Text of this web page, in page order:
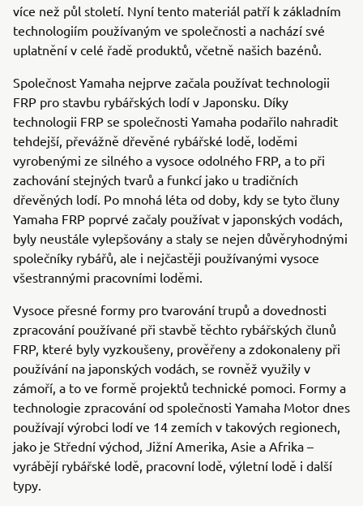
více než půl století. Nyní tento materiál patří k základním
technologiím používaným ve společnosti a nachází své
uplatnění v celé řadě produktů, včetně našich bazénů.
Společnost Yamaha nejprve začala používat technologii
FRP pro stavbu rybářských lodí v Japonsku. Díky
technologii FRP se společnosti Yamaha podařilo nahradit
tehdejší, převážně dřevěné rybářské lodě, loděmi
vyrobenými ze silného a vysoce odolného FRP, a to při
zachování stejných tvarů a funkcí jako u tradičních
dřevěných lodí. Po mnohá léta od doby, kdy se tyto čluny
Yamaha FRP poprvé začaly používat v japonských vodách,
byly neustále vylepšovány a staly se nejen důvěryhodnými
společníky rybářů, ale i nejčastěji používanými vysoce
všestrannými pracovními loděmi.
Vysoce přesné formy pro tvarování trupů a dovednosti
zpracování používané při stavbě těchto rybářských člunů
FRP, které byly vyzkoušeny, prověřeny a zdokonaleny při
používání na japonských vodách, se rovněž využily v
zámoří, a to ve formě projektů technické pomoci. Formy a
technologie zpracování od společnosti Yamaha Motor dnes
používají výrobci lodí ve 14 zemích v takových regionech,
jako je Střední východ, Jižní Amerika, Asie a Afrika –
vyrábějí rybářské lodě, pracovní lodě, výletní lodě i další
typy.